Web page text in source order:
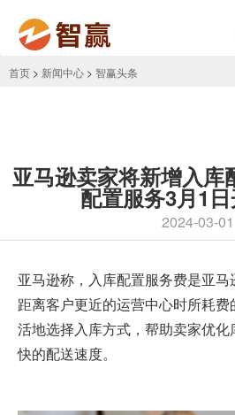
首页 > 新闻中心 > 智赢头条
亚马逊卖家将新增入库
配置服务3月1
2024-03-01
亚马逊称，入库配置服务费是亚
距离客户更近的运营中心时所耗
活地选择入库方式，帮助卖家优
快的配送速度。